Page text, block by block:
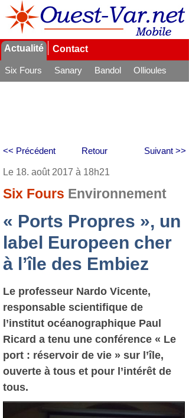
Actualité Contact
Six Fours Sanary Bandol
Ollioules
Retour
<< Précédent Suivant >>
Le 18. août 2017 à 18h21
Six Fours Environnement
« Ports Propres », un
label Europeen cher
à l’île des Embiez
Le professeur Nardo Vicente,
responsable scientifique de
l’institut océanographique Paul
Ricard a tenu une conférence « Le
port : réservoir de vie » sur l’île,
ouverte à tous et pour l’intérêt de
tous.